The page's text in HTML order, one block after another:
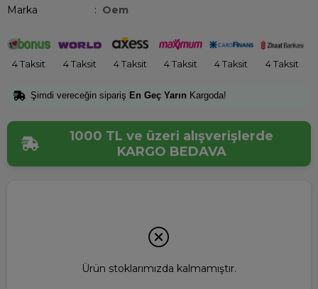
Marka : Oem
4 Taksit 4 Taksit 4 Taksit 4 Taksit 4 Taksit 4 Taksit
Şimdi vereceğin sipariş En Geç Yarın Kargoda!
1000 TL ve üzeri alışverişlerde
KARGO BEDAVA
Ürün stoklarımızda kalmamıştır.